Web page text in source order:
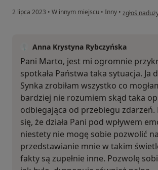
2 lipca 2023 • W innym miejscu • Inny • w opinii
zgłoś
Anna Krystyna Rybczyńska
Pani Marto, jest mi ogromnie
spotkała Państwa taka sytuacja. Ja
Synka zrobiłam wszystko co
bardziej nie rozumiem skąd taka
odbiegająca od przebiegu zdarzeń.
się, że działa Pani pod wpływem
niestety nie mogę sobie pozwolić na
przedstawianie mnie w takim
fakty są zupełnie inne. Pozwolę